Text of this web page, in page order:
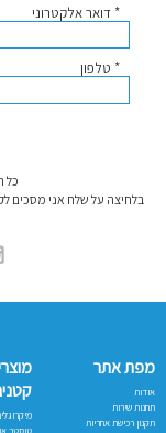
* דואר אלקטרוני
* טלפון
כל
בלחיצה על שלח אני מסכים
מפת אתר
אודות
תחנות שירות
תקנון רכישת אחריות